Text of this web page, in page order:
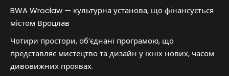
BWA Wrocław — культурна установа, що фінансується
містом Вроцлав
Чотири простори, об’єднані програмою, що
представляє мистецтво та дизайн у їхніх нових, часом
дивовижних проявах.